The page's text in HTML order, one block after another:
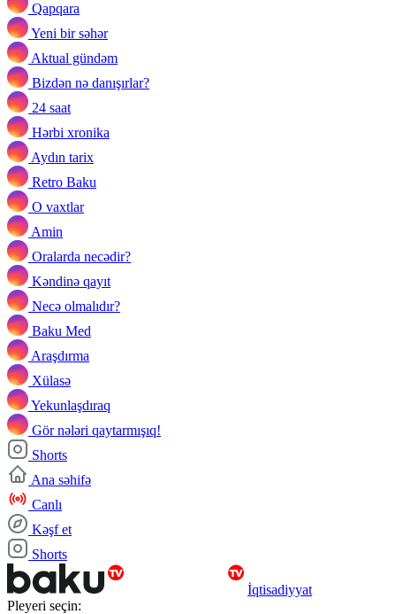
Qapqara
Yeni bir səhər
Aktual gündəm
Bizdən nə danışırlar?
24 saat
Hərbi xronika
Aydın tarix
Retro Baku
O vaxtlar
Amin
Oralarda necədir?
Kəndinə qayıt
Necə olmalıdır?
Baku Med
Araşdırma
Xülasə
Yekunlaşdıraq
Gör nələri qaytarmışıq!
Shorts
Ana səhifə
Canlı
Kəşf et
Shorts
İqtisadiyyat
Pleyeri seçin: